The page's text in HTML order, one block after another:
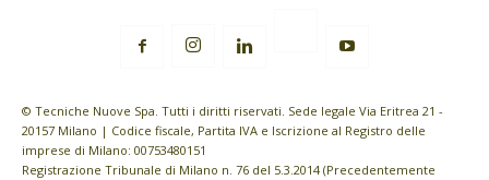
© Tecniche Nuove Spa. Tutti i diritti riservati. Sede legale Via Eritrea 21 -
20157 Milano | Codice fiscale, Partita IVA e Iscrizione al Registro delle
imprese di Milano: 00753480151
Registrazione Tribunale di Milano n. 76 del 5.3.2014 (Precedentemente